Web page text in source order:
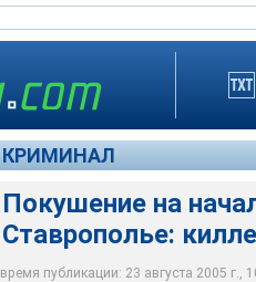
КРИМИНАЛ
Покушение на
Ставрополье:
время публикации: 23 августа 2005 г.,
В городе Нефтекумске
автоматического оружия
управления по борьбе с
подполковника милиции